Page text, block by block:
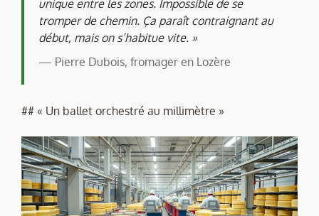
unique entre les zones. Impossible de se
tromper de chemin. Ça paraît contraignant au
début, mais on s’habitue vite. »
— Pierre Dubois, fromager en Lozère
## « Un ballet orchestré au millimètre »